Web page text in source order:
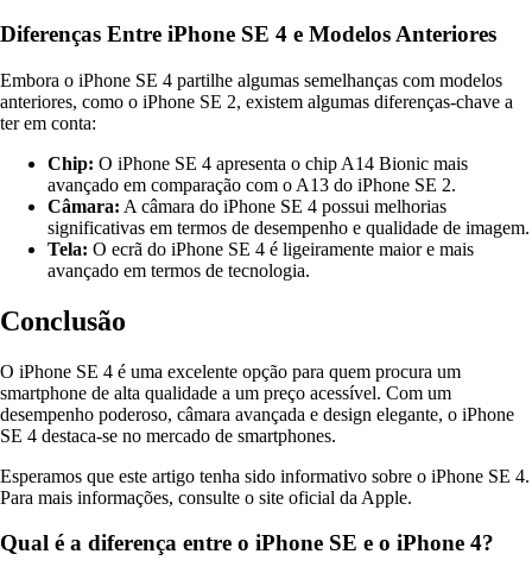
Diferenças Entre iPhone SE 4 e Modelos Anteriores
Embora o iPhone SE 4 partilhe algumas semelhanças com modelos
anteriores, como o iPhone SE 2, existem algumas diferenças-chave a
ter em conta:
Chip: O iPhone SE 4 apresenta o chip A14 Bionic mais
avançado em comparação com o A13 do iPhone SE 2.
Câmara: A câmara do iPhone SE 4 possui melhorias
significativas em termos de desempenho e qualidade de imagem.
Tela: O ecrã do iPhone SE 4 é ligeiramente maior e mais
avançado em termos de tecnologia.
Conclusão
O iPhone SE 4 é uma excelente opção para quem procura um
smartphone de alta qualidade a um preço acessível. Com um
desempenho poderoso, câmara avançada e design elegante, o iPhone
SE 4 destaca-se no mercado de smartphones.
Esperamos que este artigo tenha sido informativo sobre o iPhone SE 4.
Para mais informações, consulte o site oficial da Apple.
Qual é a diferença entre o iPhone SE e o iPhone 4?